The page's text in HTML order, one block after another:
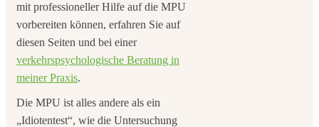
mit professioneller Hilfe auf die MPU
vorbereiten können, erfahren Sie auf
diesen Seiten und bei einer
verkehrspsychologische Beratung in
meiner Praxis.
Die MPU ist alles andere als ein
„Idiotentest“, wie die Untersuchung